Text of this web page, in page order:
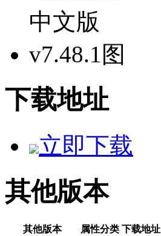
下载地址
立即下载
其他版本
其他版本 属性分类 下载地址